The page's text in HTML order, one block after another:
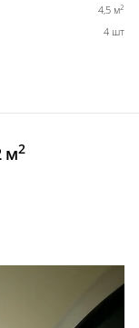
4,5 м2
4 шт
м2